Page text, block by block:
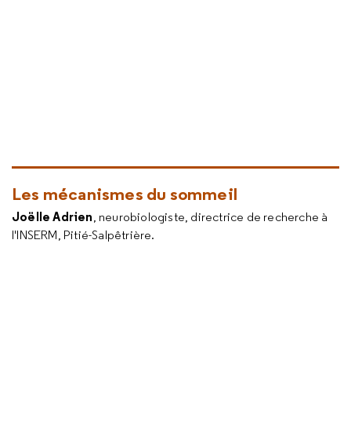
Les mécanismes du sommeil
Joëlle Adrien, neurobiologiste, directrice de recherche à
l'INSERM, Pitié-Salpêtrière.